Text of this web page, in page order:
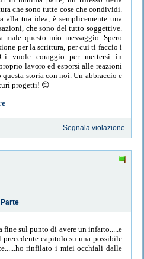
che sono tutte cose che condividi.
alla tua idea, è semplicemente una
che sono del tutto soggettive.
male questo mio messaggio. Spero
per la scrittura, per cui ti faccio i
vuole coraggio per mettersi in
lavoro ed esporsi alle reazioni
storia con noi. Un abbraccio e
progetti! 😊
Segnala violazione
Parte
fine sul punto di avere un infarto.....e
capitolo su una possibile
rinfilato i miei occhiali dalle